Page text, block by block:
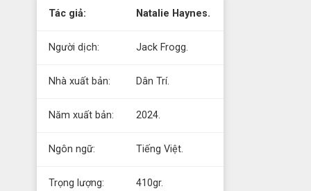
Tác giả: Natalie Haynes.
Người dịch: Jack Frogg.
Nhà xuất bản: Dân Trí.
Năm xuất bản: 2024.
Ngôn ngữ: Tiếng Việt.
Trọng lượng: 410gr.